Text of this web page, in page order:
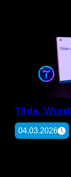
Tilda,
04.03.2026